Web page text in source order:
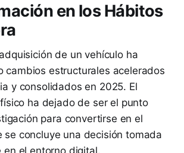
en los Hábitos
de un vehículo ha
cambios estructurales acelerados
y consolidados en 2025. El
ha dejado de ser el punto
para convertirse en el
se concluye una decisión tomada
en el entorno digital.